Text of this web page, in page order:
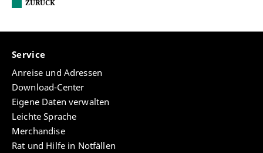
ZURÜCK
Service
Anreise und Adressen
Download-Center
Eigene Daten verwalten
Leichte Sprache
Merchandise
Rat und Hilfe in Notfällen